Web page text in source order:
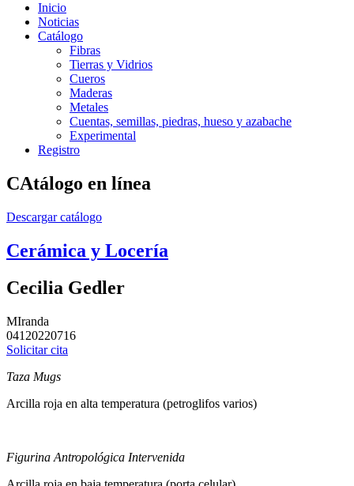
Inicio
Noticias
Catálogo
Fibras
Tierras y Vidrios
Cueros
Maderas
Metales
Cuentas, semillas, piedras, hueso y azabache
Experimental
Registro
CAtálogo en línea
Descargar catálogo
Cerámica y Locería
Cecilia Gedler
MIranda
04120220716
Solicitar cita
Taza Mugs
Arcilla roja en alta temperatura (petroglifos varios)
Figurina Antropológica Intervenida